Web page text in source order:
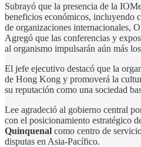
Subrayó que la presencia de la
beneficios económicos, incluyendo
de organizaciones internacionales,
Agregó que las conferencias y
al organismo impulsarán aún más
El jefe ejecutivo destacó que la
de Hong Kong y promoverá la
su reputación como una sociedad
Lee agradeció al gobierno central
con el posicionamiento estratégico
Quinquenal como centro de
disputas en Asia-Pacífico.